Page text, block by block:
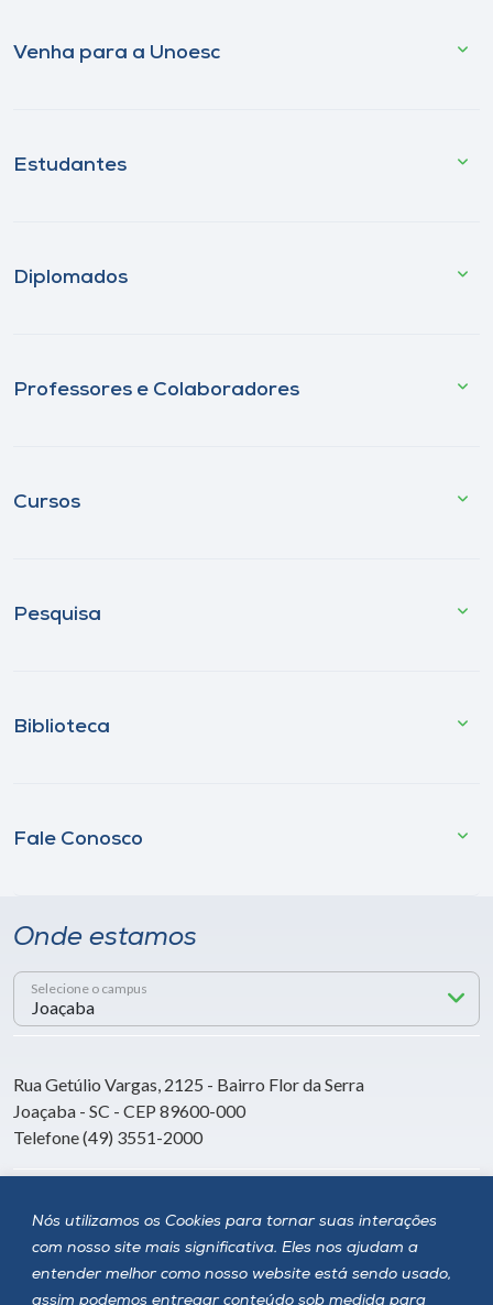
Nós utilizamos os Cookies para tornar suas interações
com nosso site mais significativa. Eles nos ajudam a
entender melhor como nosso website está sendo usado,
assim podemos entregar conteúdo sob medida para
Venha para a Unoesc
Estudantes
Diplomados
Professores e Colaboradores
Cursos
Pesquisa
Biblioteca
Fale Conosco
Onde estamos
Selecione o campus
Rua Getúlio Vargas, 2125 - Bairro Flor da Serra
Joaçaba - SC - CEP 89600-000
Telefone (49) 3551-2000
Siga a Unoesc